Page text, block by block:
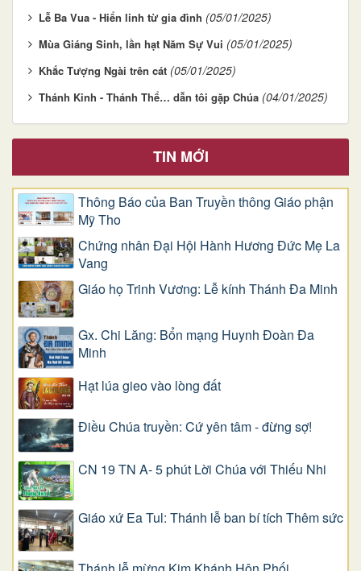
Lễ Ba Vua - Hiển linh từ gia đình (05/01/2025)
Mùa Giáng Sinh, lần hạt Năm Sự Vui (05/01/2025)
Khắc Tượng Ngài trên cát (05/01/2025)
Thánh Kinh - Thánh Thể… dẫn tôi gặp Chúa (04/01/2025)
TIN MỚI
Thông Báo của Ban Truyền thông Giáo phận
Mỹ Tho
Chứng nhân Đại Hội Hành Hương Đức Mẹ La
Vang
Giáo họ Trinh Vương: Lễ kính Thánh Đa Minh
Gx. Chi Lăng: Bổn mạng Huynh Đoàn Đa
Minh
Hạt lúa gieo vào lòng đất
Điều Chúa truyền: Cứ yên tâm - đừng sợ!
CN 19 TN A- 5 phút Lời Chúa với Thiếu Nhi
Giáo xứ Ea Tul: Thánh lễ ban bí tích Thêm sức